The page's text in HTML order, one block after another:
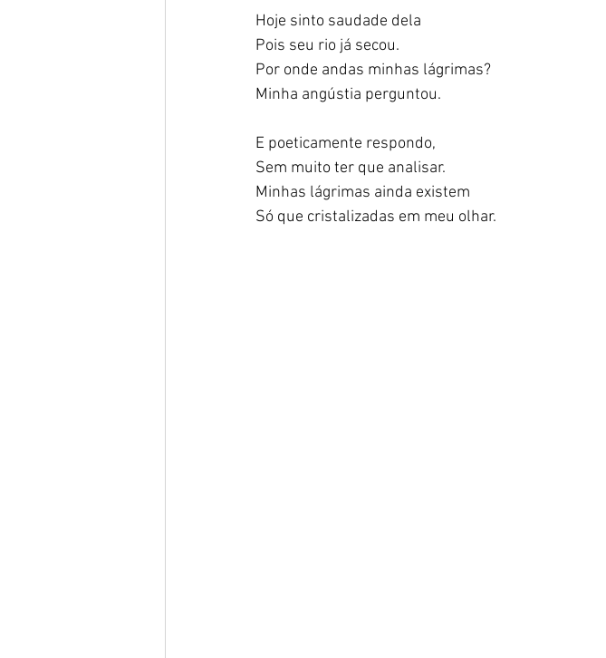
Hoje sinto saudade dela
Pois seu rio já secou.
Por onde andas minhas lágrimas?
Minha angústia perguntou.
E poeticamente respondo,
Sem muito ter que analisar.
Minhas lágrimas ainda existem
Só que cristalizadas em meu olhar.